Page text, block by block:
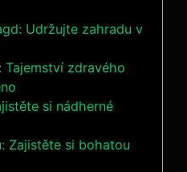
Udržujte zahradu v
zdravého
si nádherné
Zajistěte si bohatou